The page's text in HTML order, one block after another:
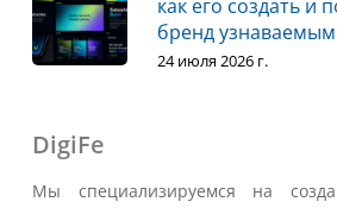
как его создать и
бренд
24 июля 2026 г.
DigiFe
Мы специализируемся на